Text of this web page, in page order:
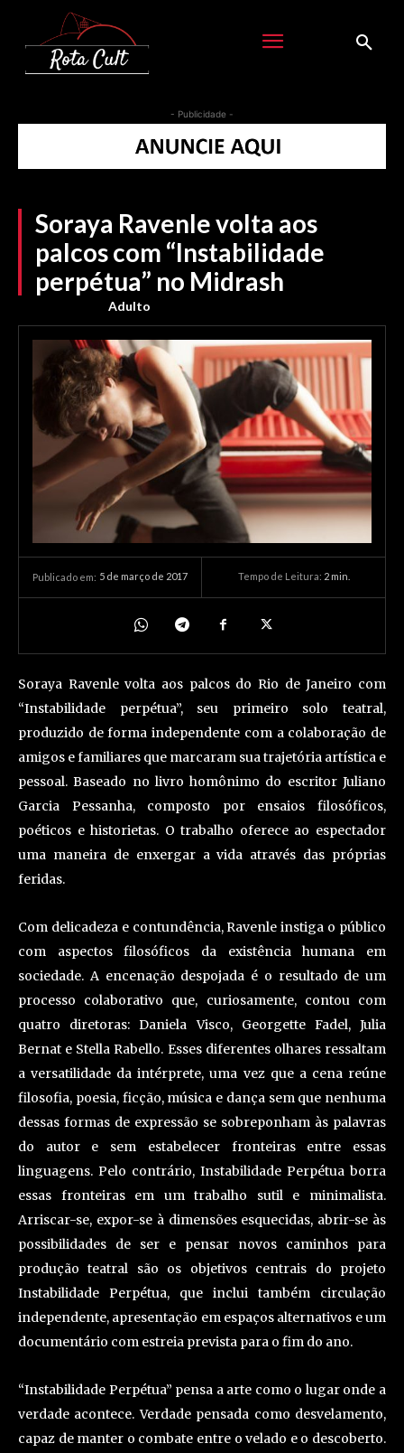
- Publicidade -
Soraya Ravenle volta aos
palcos com “Instabilidade
perpétua” no Midrash
Adulto
Publicado em: 5 de março de 2017 Tempo de Leitura: 2min.
Soraya Ravenle volta aos palcos do Rio de Janeiro com
“Instabilidade perpétua”, seu primeiro solo teatral,
produzido de forma independente com a colaboração de
amigos e familiares que marcaram sua trajetória artística e
pessoal. Baseado no livro homônimo do escritor Juliano
Garcia Pessanha, composto por ensaios filosóficos,
poéticos e historietas. O trabalho oferece ao espectador
uma maneira de enxergar a vida através das próprias
feridas.
Com delicadeza e contundência, Ravenle instiga o público
com aspectos filosóficos da existência humana em
sociedade. A encenação despojada é o resultado de um
processo colaborativo que, curiosamente, contou com
quatro diretoras: Daniela Visco, Georgette Fadel, Julia
Bernat e Stella Rabello. Esses diferentes olhares ressaltam
a versatilidade da intérprete, uma vez que a cena reúne
filosofia, poesia, ficção, música e dança sem que nenhuma
dessas formas de expressão se sobreponham às palavras
do autor e sem estabelecer fronteiras entre essas
linguagens. Pelo contrário, Instabilidade Perpétua borra
essas fronteiras em um trabalho sutil e minimalista.
Arriscar-se, expor-se à dimensões esquecidas, abrir-se às
possibilidades de ser e pensar novos caminhos para
produção teatral são os objetivos centrais do projeto
Instabilidade Perpétua, que inclui também circulação
independente, apresentação em espaços alternativos e um
documentário com estreia prevista para o fim do ano.
“Instabilidade Perpétua” pensa a arte como o lugar onde a
verdade acontece. Verdade pensada como desvelamento,
capaz de manter o combate entre o velado e o descoberto.